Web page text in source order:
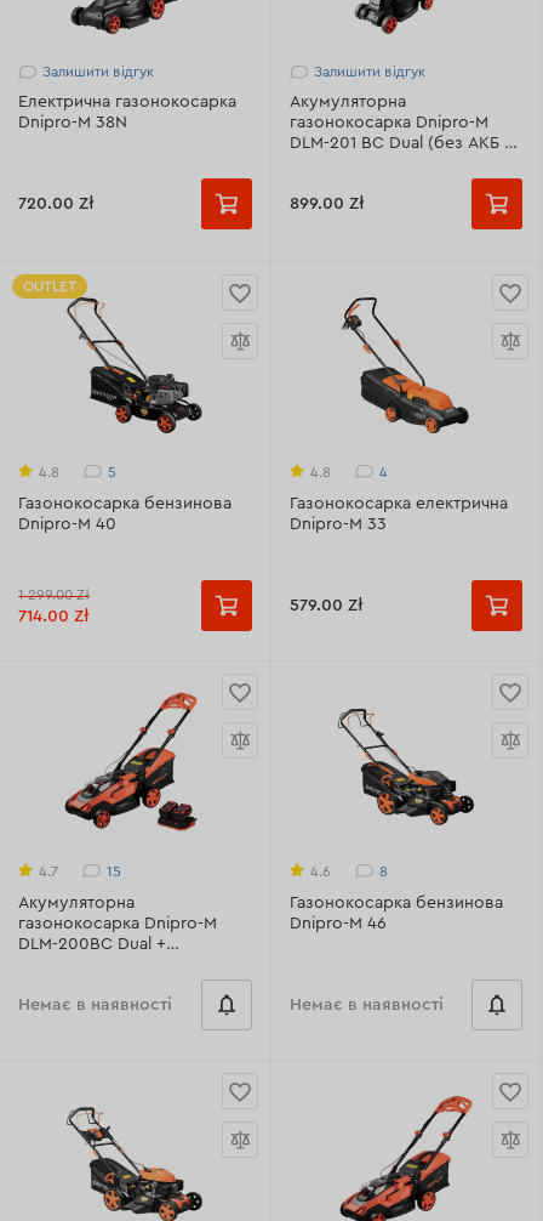
Залишити відгук
Електрична газонокосарка
Dnipro-M 38N
720.00 Zł
Залишити відгук
Акумуляторна
газонокосарка Dnipro-M
DLM-201 BC Dual (без АКБ та
899.00 Zł
4.8 5
Газонокосарка бензинова
Dnipro-M 40
714.00 Zł
1 299.00 Zł
OUTLET
4.8 4
Газонокосарка електрична
Dnipro-M 33
579.00 Zł
4.7 15
Акумуляторна
газонокосарка Dnipro-M
DLM-200BC Dual +
пристрій FC-230 Dual
Немає в наявності
4.6 8
Газонокосарка бензинова
Dnipro-M 46
Немає в наявності